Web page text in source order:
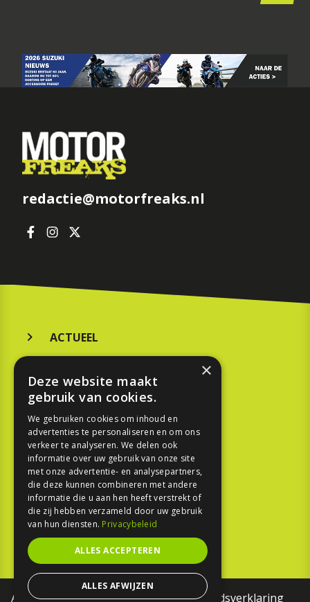
redactie@motorfreaks.nl
ACTUEEL
KOOPGIDS
TESTEN
SPORT
REPORTAGE
TOUREN
NIEUWSBRIEF
Algemene voorwaardenToegankelijkheidsverklaring
×
Deze website maakt
gebruik van cookies.
We gebruiken cookies om inhoud en
advertenties te personaliseren en om ons
verkeer te analyseren. We delen ook
informatie over uw gebruik van onze site
met onze advertentie- en analysepartners,
die deze kunnen combineren met andere
informatie die u aan hen heeft verstrekt of
die zij hebben verzameld door uw gebruik
van hun diensten. Privacybeleid
ALLES ACCEPTEREN
ALLES AFWIJZEN